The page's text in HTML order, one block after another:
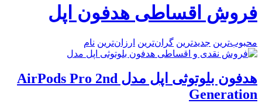
فروش اقساطی هدفون اپل
محبوب‌ترین جدیدترین گران‌ترین ارزان‌ترین نام
هدفون بلوتوثی اپل مدل AirPods Pro 2nd
Generation